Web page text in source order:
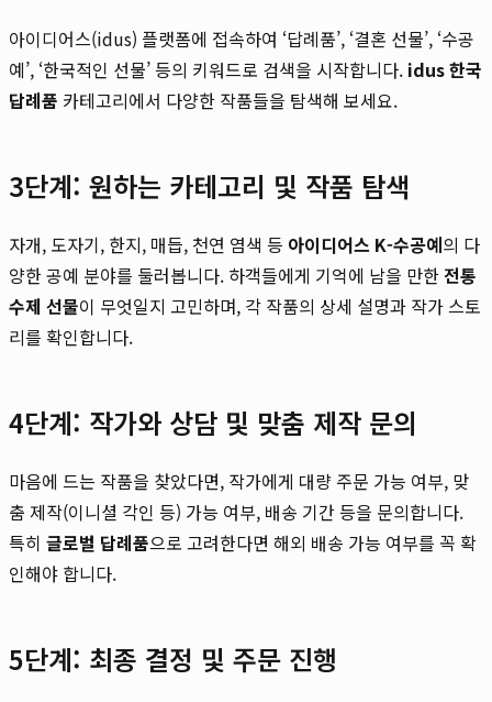
아이디어스(idus) 플랫폼에 접속하여 ‘답례품’, ‘결혼 선물’, ‘수공
예’, ‘한국적인 선물’ 등의 키워드로 검색을 시작합니다. idus 한국
답례품 카테고리에서 다양한 작품들을 탐색해 보세요.
3단계: 원하는 카테고리 및 작품 탐색
자개, 도자기, 한지, 매듭, 천연 염색 등 아이디어스 K-수공예의 다
양한 공예 분야를 둘러봅니다. 하객들에게 기억에 남을 만한전통
수제 선물이 무엇일지 고민하며, 각 작품의 상세 설명과 작가 스토
리를 확인합니다.
4단계: 작가와 상담 및 맞춤 제작 문의
마음에 드는 작품을 찾았다면, 작가에게 대량 주문 가능 여부, 맞
춤 제작(이니셜 각인 등) 가능 여부, 배송 기간 등을 문의합니다.
특히 글로벌 답례품으로 고려한다면 해외 배송 가능 여부를 꼭 확
인해야 합니다.
5단계: 최종 결정 및 주문 진행